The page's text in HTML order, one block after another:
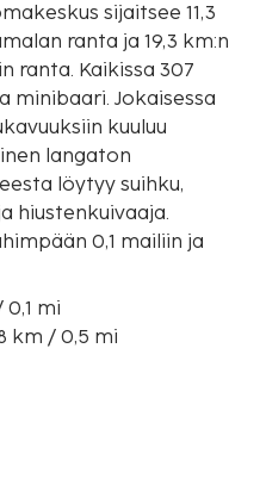
sijaitsee 11,3
ranta ja 19,3 km:n
ranta. Kaikissa 307
minibaari. Jokaisessa
kuuluu
langaton
löytyy suihku,
hiustenkuivaaja.
0,1 mailiin ja
mi
km / 0,5 mi